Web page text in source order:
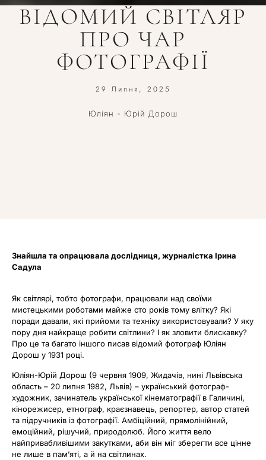
ВІДОМИЙ СВІТЛЯР
ПРО ЧАР
ФОТОГРАФІЇ
29 Липня, 2025
Юліян - Юрій Дорош
Знайшла та опрацювала дослідниця, журналістка Ірина
Садула
Як світлярі, тобто фотографи, працювали над своїми
мистецькими роботами майже сто років тому влітку? Які
поради давали, які прийоми та техніку використовували? У яку
пору дня найкраще робити світлини? І як зловити блискавку?
Про це та багато іншого писав відомий фотограф Юліян
Дорош у 1931 році.
Юліян-Юрій Дорош (9 червня 1909, Жидачів, нині Львівська
область – 20 липня 1982, Львів) – український фотограф-
художник, зачинатель української кінематографії в Галичині,
кінорежисер, етнограф, краєзнавець, репортер, автор статей
та підручників із фотографії. Амбіційний, прямолінійний,
емоційний, рішучий, природолюб. Його життя вело
найпривабливішими закутками, аби він міг зберегти все цінне
не лише в пам’яті, а й на світлинах.